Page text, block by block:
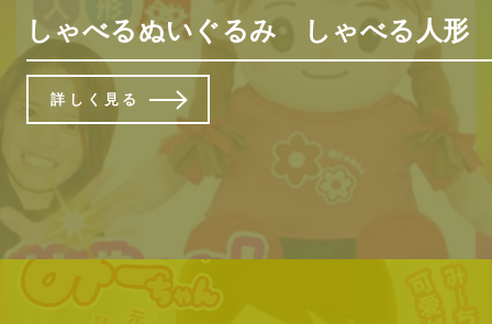
しゃべるぬいぐるみ しゃべる人
詳しく見る